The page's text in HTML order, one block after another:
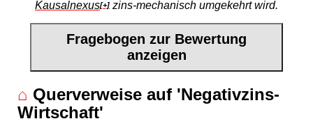
Kausalnexus[+] zins-mechanisch umgekehrt wird.
Fragebogen zur Bewertung
anzeigen
⌂ Querverweise auf 'Negativzins-
Wirtschaft'